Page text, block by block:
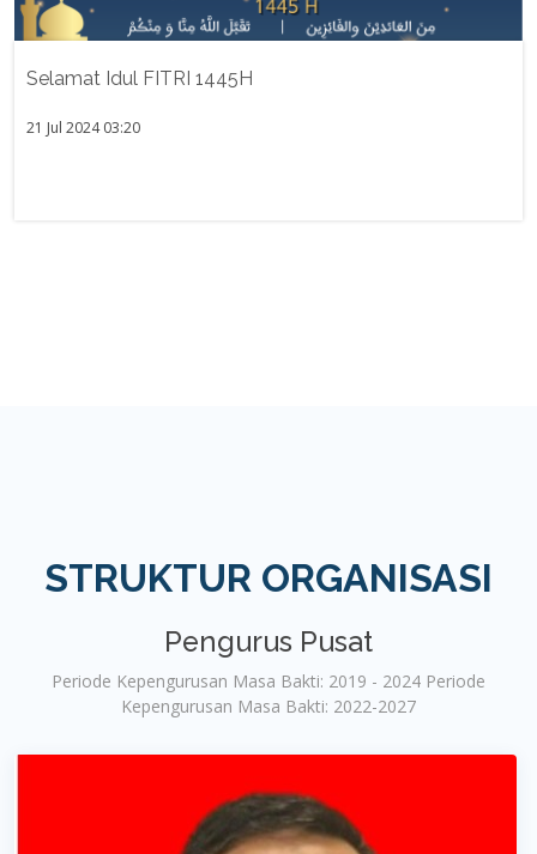
Selamat Idul FITRI 1445H
21 Jul 2024 03:20
STRUKTUR ORGANISASI
Pengurus Pusat
Periode Kepengurusan Masa Bakti: 2019 - 2024 Periode
Kepengurusan Masa Bakti: 2022-2027